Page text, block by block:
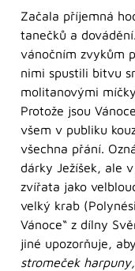
Začala příjemná
tanečků a
vánočním zvykům
nimi spustili bitvu
molitanovými
Protože jsou
všem v publiku
všechna přání.
dárky Ježíšek, ale
zvířata jako
velký krab
Vánoce“ z dílny
jiné upozorňuje, aby
stromeček